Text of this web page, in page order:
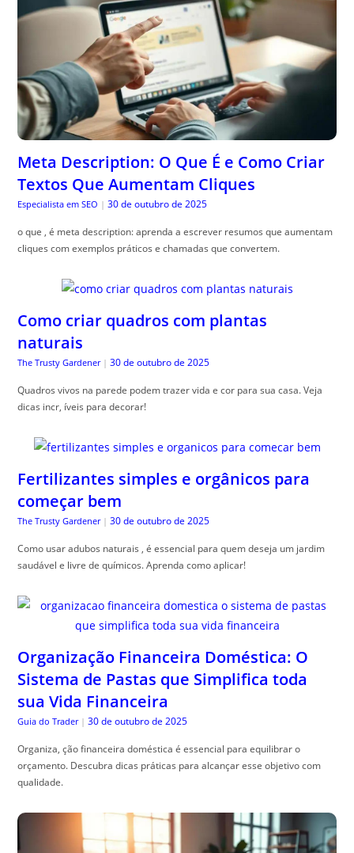
Meta Description: O Que É e Como Criar
Textos Que Aumentam Cliques
Especialista em SEO | 30 de outubro de 2025
o que , é meta description: aprenda a escrever resumos que aumentam
cliques com exemplos práticos e chamadas que convertem.
Como criar quadros com plantas
naturais
The Trusty Gardener | 30 de outubro de 2025
Quadros vivos na parede podem trazer vida e cor para sua casa. Veja
dicas incr, íveis para decorar!
Fertilizantes simples e orgânicos para
começar bem
The Trusty Gardener | 30 de outubro de 2025
Como usar adubos naturais , é essencial para quem deseja um jardim
saudável e livre de químicos. Aprenda como aplicar!
Organização Financeira Doméstica: O
Sistema de Pastas que Simplifica toda
sua Vida Financeira
Guia do Trader | 30 de outubro de 2025
Organiza, ção financeira doméstica é essencial para equilibrar o
orçamento. Descubra dicas práticas para alcançar esse objetivo com
qualidade.